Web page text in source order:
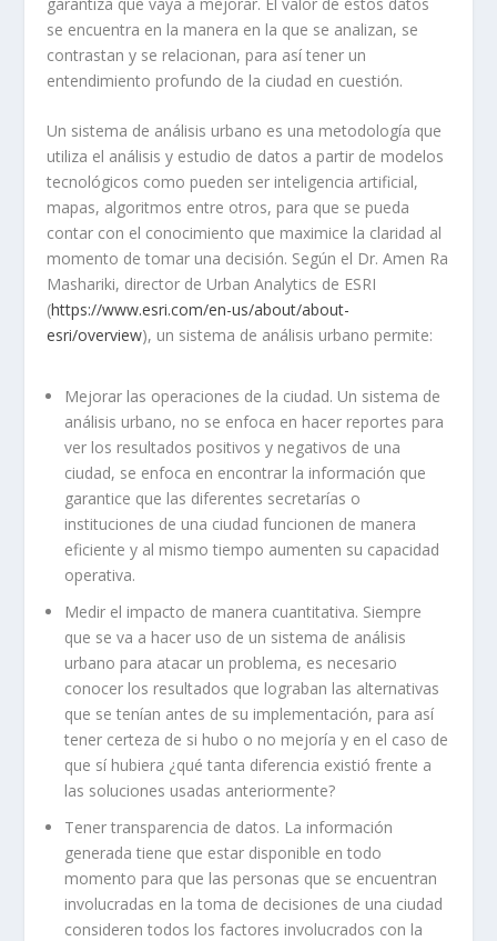
se encuentra en la manera en la que se analizan, se
contrastan y se relacionan, para así tener un
entendimiento profundo de la ciudad en cuestión.
Un sistema de análisis urbano es una metodología que
utiliza el análisis y estudio de datos a partir de modelos
tecnológicos como pueden ser inteligencia artificial,
mapas, algoritmos entre otros, para que se pueda
contar con el conocimiento que maximice la claridad al
momento de tomar una decisión. Según el Dr. Amen Ra
Mashariki, director de Urban Analytics de ESRI
(https://www.esri.com/en-us/about/about-
esri/overview), un sistema de análisis urbano permite:
Mejorar las operaciones de la ciudad. Un sistema de
análisis urbano, no se enfoca en hacer reportes para
ver los resultados positivos y negativos de una
ciudad, se enfoca en encontrar la información que
garantice que las diferentes secretarías o
instituciones de una ciudad funcionen de manera
eficiente y al mismo tiempo aumenten su capacidad
operativa.
Medir el impacto de manera cuantitativa. Siempre
que se va a hacer uso de un sistema de análisis
urbano para atacar un problema, es necesario
conocer los resultados que lograban las alternativas
que se tenían antes de su implementación, para así
tener certeza de si hubo o no mejoría y en el caso de
que sí hubiera ¿qué tanta diferencia existió frente a
las soluciones usadas anteriormente?
Tener transparencia de datos. La información
generada tiene que estar disponible en todo
momento para que las personas que se encuentran
involucradas en la toma de decisiones de una ciudad
consideren todos los factores involucrados con la